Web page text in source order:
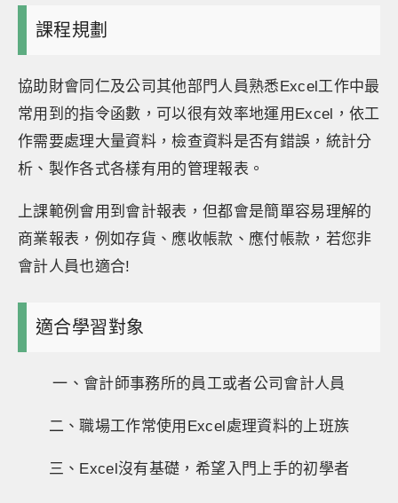
課程規劃
協助財會同仁及公司其他部門人員熟悉Excel工作中最
常用到的指令函數，可以很有效率地運用Excel，依工
作需要處理大量資料，檢查資料是否有錯誤，統計分
析、製作各式各樣有用的管理報表。
上課範例會用到會計報表，但都會是簡單容易理解的
商業報表，例如存貨、應收帳款、應付帳款，若您非
會計人員也適合!
適合學習對象
一、會計師事務所的員工或者公司會計人員
二、職場工作常使用Excel處理資料的上班族
三、Excel沒有基礎，希望入門上手的初學者